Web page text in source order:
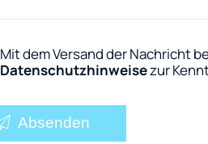
Mit dem Versand der Nachricht
Datenschutzhinweisezur
Absenden